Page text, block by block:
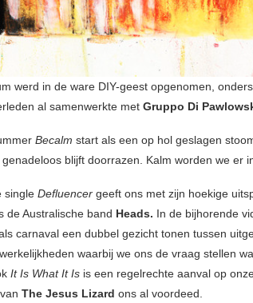
werd in de ware DIY-geest opgenomen,
al samenwerkte met Gruppo Di
Becalm start als een op hol geslagen
blijft doorrazen. Kalm worden we er
single Defluencer geeft ons met zijn hoekige
de Australische band Heads. In de bijhorende
carnaval een dubbel gezicht tonen tussen
waarbij we ons de vraag stellen
It Is What It Is is een regelrechte aanval op
van The Jesus Lizard ons al voordeed.